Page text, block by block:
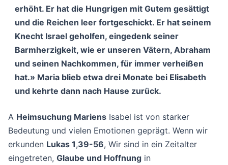
erhöht. Er hat die Hungrigen mit Gutem gesättigt
und die Reichen leer fortgeschickt. Er hat seinem
Knecht Israel geholfen, eingedenk seiner
Barmherzigkeit, wie er unseren Vätern, Abraham
und seinen Nachkommen, für immer verheißen
hat.» Maria blieb etwa drei Monate bei Elisabeth
und kehrte dann nach Hause zurück.
A Heimsuchung Mariens Isabel ist von starker
Bedeutung und vielen Emotionen geprägt. Wenn wir
erkunden Lukas 1,39-56, Wir sind in ein Zeitalter
eingetreten, Glaube und Hoffnung in